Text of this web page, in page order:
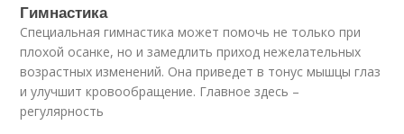
Гимнастика
Специальная гимнастика может помочь не только при
плохой осанке, но и замедлить приход нежелательных
возрастных изменений. Она приведет в тонус мышцы глаз
и улучшит кровообращение. Главное здесь –
регулярность